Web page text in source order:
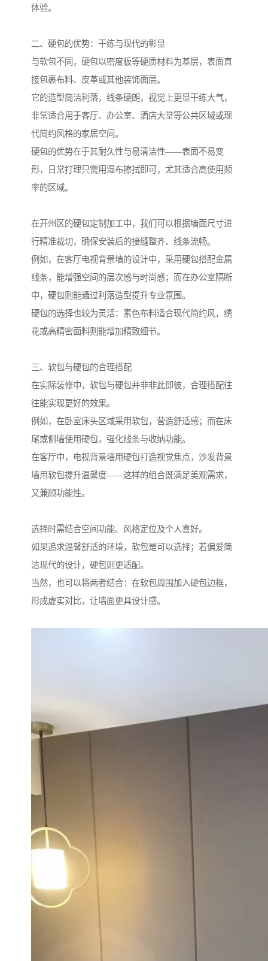
体验。
二、硬包的优势：干练与现代的彰显
与软包不同，硬包以密度板等硬质材料为基层，表面直
接包裹布料、皮革或其他装饰面层。
它的造型简洁利落，线条硬朗，视觉上更显干练大气，
非常适合用于客厅、办公室、酒店大堂等公共区域或现
代简约风格的家居空间。
硬包的优势在于其耐久性与易清洁性——表面不易变
形，日常打理只需用湿布擦拭即可，尤其适合高使用频
率的区域。
在开州区的硬包定制加工中，我们可以根据墙面尺寸进
行精准裁切，确保安装后的接缝整齐、线条流畅。
例如，在客厅电视背景墙的设计中，采用硬包搭配金属
线条，能增强空间的层次感与时尚感；而在办公室隔断
中，硬包则能通过利落造型提升专业氛围。
硬包的选择也较为灵活：素色布料适合现代简约风，绣
花或高精密面料则能增加精致细节。
三、软包与硬包的合理搭配
在实际装修中，软包与硬包并非非此即彼，合理搭配往
往能实现更好的效果。
例如，在卧室床头区域采用软包，营造舒适感；而在床
尾或侧墙使用硬包，强化线条与收纳功能。
在客厅中，电视背景墙用硬包打造视觉焦点，沙发背景
墙用软包提升温馨度——这样的组合既满足美观需求，
又兼顾功能性。
选择时需结合空间功能、风格定位及个人喜好。
如果追求温馨舒适的环境，软包是可以选择；若偏爱简
洁现代的设计，硬包则更适配。
当然，也可以将两者结合：在软包周围加入硬包边框，
形成虚实对比，让墙面更具设计感。